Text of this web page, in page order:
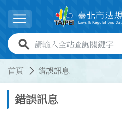
展開選單
全站查詢關鍵字欄位
首頁 錯誤訊息
錯誤訊息